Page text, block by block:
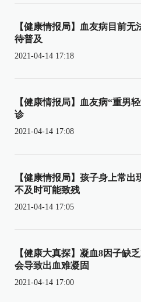
【健康情报局】血友病目前
待普及
2021-04-14 17:18
【健康情报局】血友病“重男
诊
2021-04-14 17:08
【健康情报局】孩子身上常
不及时可能致残
2021-04-14 17:05
【健康大真探】凝血8因子缺
会导致出血难凝固
2021-04-14 17:00